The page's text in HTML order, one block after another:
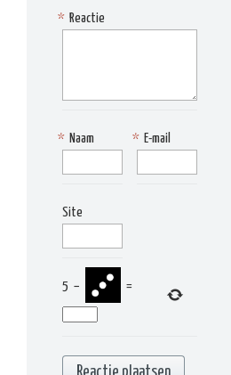
Reactie
*
Naam
* E-mail
*
Site
5 − =